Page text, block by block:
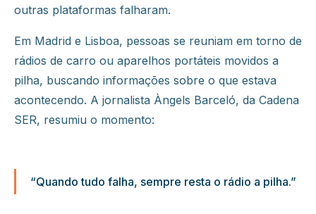
outras plataformas falharam.
Em Madrid e Lisboa, pessoas se reuniam em torno de
rádios de carro ou aparelhos portáteis movidos a
pilha, buscando informações sobre o que estava
acontecendo. A jornalista Àngels Barceló, da Cadena
SER, resumiu o momento:
“Quando tudo falha, sempre resta o rádio a pilha.”